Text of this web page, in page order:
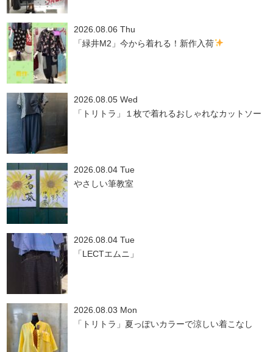
2026.08.06 Thu
「緑井M2」今から着れる！新作入荷
2026.08.05 Wed
「トリトラ」１枚で着れるおしゃれなカットソー
2026.08.04 Tue
やさしい筆教室
2026.08.04 Tue
「LECTエムニ」
2026.08.03 Mon
「トリトラ」夏っぽいカラーで涼しい着こなし